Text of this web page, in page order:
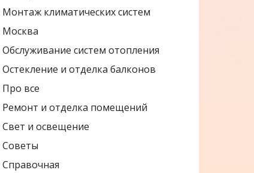
Монтаж климатических систем
Москва
Обслуживание систем отопления
Остекление и отделка балконов
Про все
Ремонт и отделка помещений
Свет и освещение
Советы
Справочная